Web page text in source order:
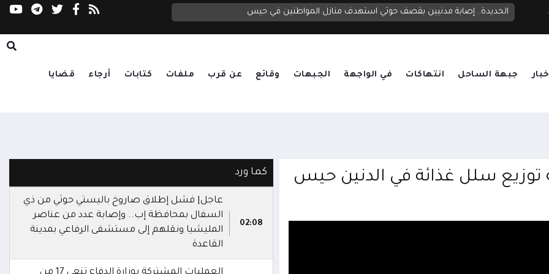
الحديدة.. إصابة مدنيين بقصف حوثي استهدف منازل المواطنين في حيس
جبهة الساحل انتهاكات في الواجهة الجبهات وقائع عن قرب ملفات كتابات أرجاء قضايا
توزيع سلل غذائة في الدنين حيس كما ورد
02:08
عاجل| فشل إطلاق صاروخ باليستي حوثي من ذي
السفال بمحافظة إب.. وإصابة عدد من عناصر
المليشيا ونقلهم إلى مستشفى الرفاعي بمدينة
القاعدة